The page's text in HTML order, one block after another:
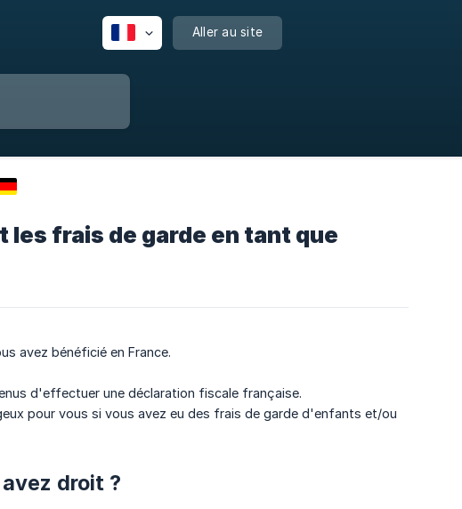
Aller au site
frais de garde en tant que
avez bénéficié en France.
d'effectuer une déclaration fiscale française.
pour vous si vous avez eu des frais de garde d'enfants et/ou
droit ?